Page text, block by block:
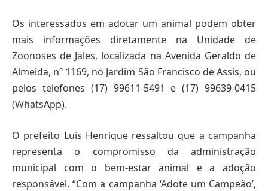
Os interessados em adotar um animal podem obter
mais informações diretamente na Unidade de
Zoonoses de Jales, localizada na Avenida Geraldo de
Almeida, nº 1169, no Jardim São Francisco de Assis, ou
pelos telefones (17) 99611-5491 e (17) 99639-0415
(WhatsApp).
O prefeito Luis Henrique ressaltou que a campanha
representa o compromisso da administração
municipal com o bem-estar animal e a adoção
responsável. “Com a campanha ‘Adote um Campeão’,